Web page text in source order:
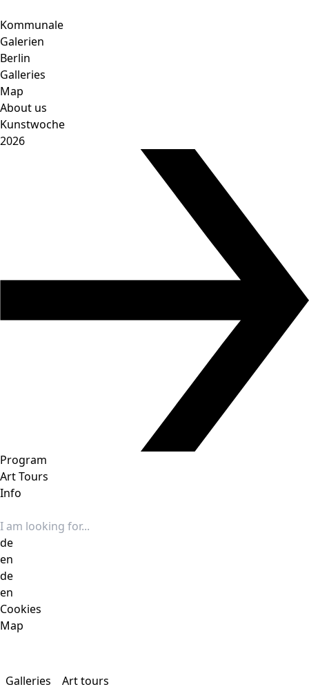
to
content
Kommunale
Galerien
Berlin
Galleries
Map
About us
Kunstwoche
2026
Program
Art Tours
Info
Search input
de
en
de
en
Cookies
Map
Galleries Art tours